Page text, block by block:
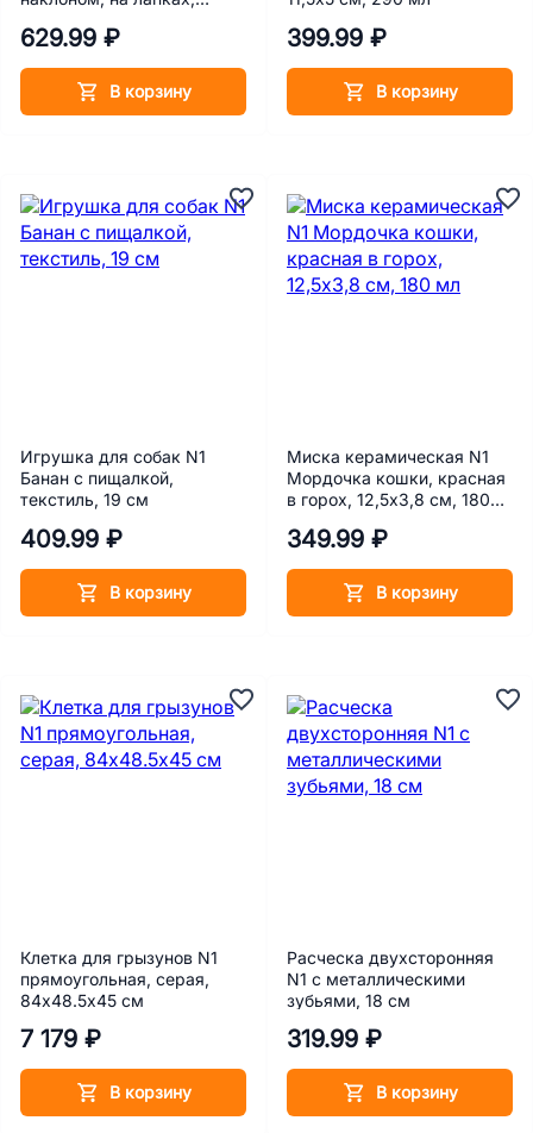
13.5 х 8.5 см, 140 мл
629.99 ₽
В корзину
399.99 ₽
В корзину
Игрушка для собак N1
Банан с пищалкой,
текстиль, 19 см
409.99 ₽
В корзину
Миска керамическая N1
Мордочка кошки, красная
в горох, 12,5х3,8 см, 180
349.99 ₽
В корзину
Клетка для грызунов N1
прямоугольная, серая,
84х48.5х45 см
7 179 ₽
В корзину
Расческа двухсторонняя
N1 с металлическими
зубьями, 18 см
319.99 ₽
В корзину